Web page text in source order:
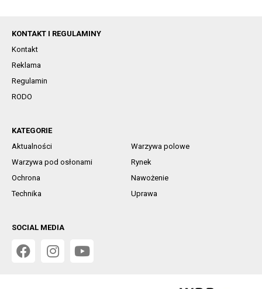
KONTAKT I REGULAMINY
Kontakt
Reklama
Regulamin
RODO
KATEGORIE
Aktualności
Warzywa polowe
Warzywa pod osłonami
Rynek
Ochrona
Nawożenie
Technika
Uprawa
SOCIAL MEDIA